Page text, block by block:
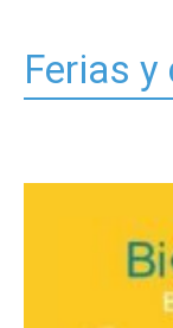
Ferias